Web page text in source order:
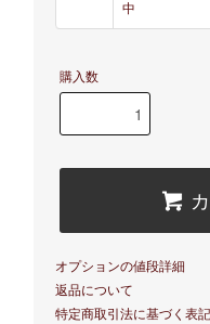
中
購入数
オプションの値段詳細
返品について
特定商取引法に基づく表記